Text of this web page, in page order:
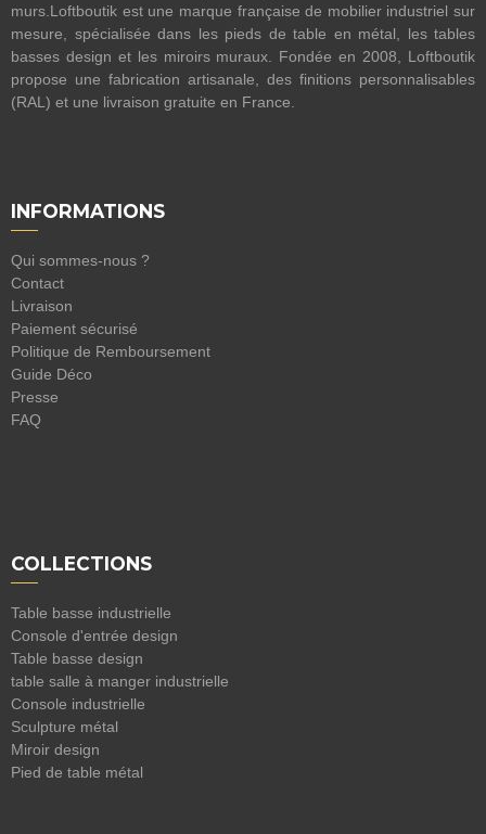
murs.Loftboutik est une marque française de mobilier industriel sur
mesure, spécialisée dans les pieds de table en métal, les tables
basses design et les miroirs muraux. Fondée en 2008, Loftboutik
propose une fabrication artisanale, des finitions personnalisables
(RAL) et une livraison gratuite en France.
INFORMATIONS
Qui sommes-nous ?
Contact
Livraison
Paiement sécurisé
Politique de Remboursement
Guide Déco
Presse
FAQ
COLLECTIONS
Table basse industrielle
Console d'entrée design
Table basse design
table salle à manger industrielle
Console industrielle
Sculpture métal
Miroir design
Pied de table métal